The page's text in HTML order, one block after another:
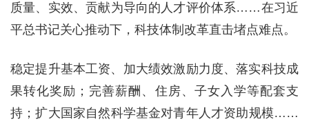
质量、实效、贡献为导向的人才评价体系……在习近
平总书记关心推动下，科技体制改革直击堵点难点。
稳定提升基本工资、加大绩效激励力度、落实科技成
果转化奖励；完善薪酬、住房、子女入学等配套支
持；扩大国家自然科学基金对青年人才资助规模……